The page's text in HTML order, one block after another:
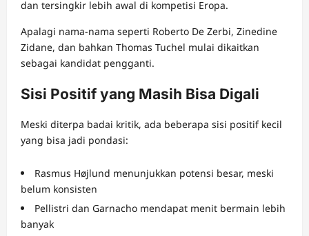
dan tersingkir lebih awal di kompetisi Eropa.
Apalagi nama-nama seperti Roberto De Zerbi, Zinedine
Zidane, dan bahkan Thomas Tuchel mulai dikaitkan
sebagai kandidat pengganti.
Sisi Positif yang Masih Bisa Digali
Meski diterpa badai kritik, ada beberapa sisi positif kecil
yang bisa jadi pondasi:
Rasmus Højlund menunjukkan potensi besar, meski
belum konsisten
Pellistri dan Garnacho mendapat menit bermain lebih
banyak